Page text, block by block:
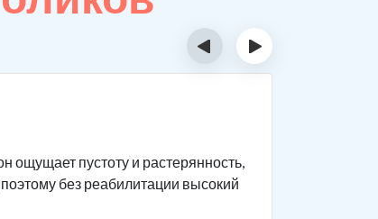
ощущает пустоту и растерянность,
без реабилитации высокий
‹ ›